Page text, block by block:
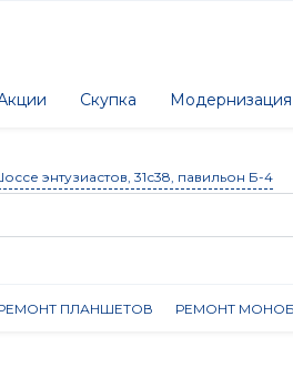
Скупка Модернизация
энтузиастов, 31с38, павильон Б-4
ПЛАНШЕТОВ РЕМОНТ